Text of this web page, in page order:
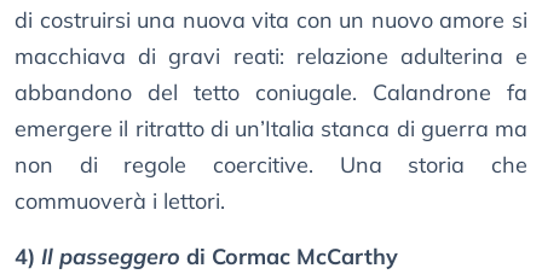
di costruirsi una nuova vita con un nuovo amore si
macchiava di gravi reati: relazione adulterina e
abbandono del tetto coniugale. Calandrone fa
emergere il ritratto di un’Italia stanca di guerra ma
non di regole coercitive. Una storia che
commuoverà i lettori.
4) Il passeggero di Cormac McCarthy